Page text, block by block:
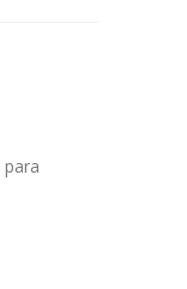
para